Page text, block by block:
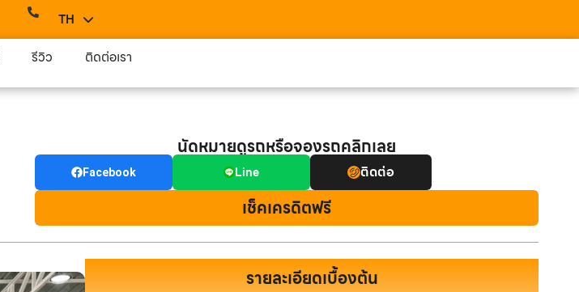
TH
EN
รีวิว ติดต่อเรา
นัดหมายดูรถหรือจองรถคลิกเลย
Facebook Line ติดต่อ
เช็คเครดิตฟรี
รายละเอียดเบื้องต้น